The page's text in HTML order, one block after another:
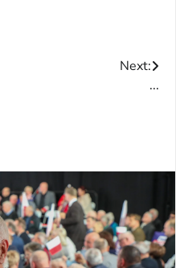
Next:
...